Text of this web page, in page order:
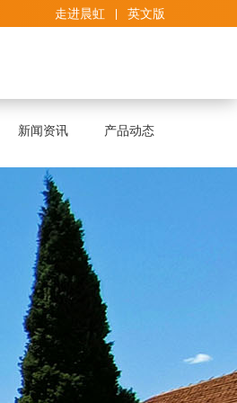
走进晨虹 英文版
新闻资讯 产品动态